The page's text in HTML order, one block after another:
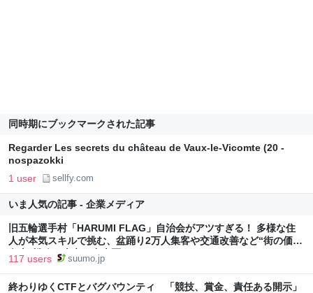
同時期にブックマークされた記事
Regarder Les secrets du château de Vaux-le-Vicomte (20 -
nospazokki
1 user sellfy.com
いま人気の記事 - 企業メディア
旧五輪選手村「HARUMI FLAG」自治会がアツすぎる！ 多様な住
人が本気スキルで挑む、盆踊り2万人集客や交通改善など“街の価値
向上”戦略 東京・中央区
117 users suumo.jp
終わりゆくCTFとバグバウンティ 「競技、賞金、責任ある開示」